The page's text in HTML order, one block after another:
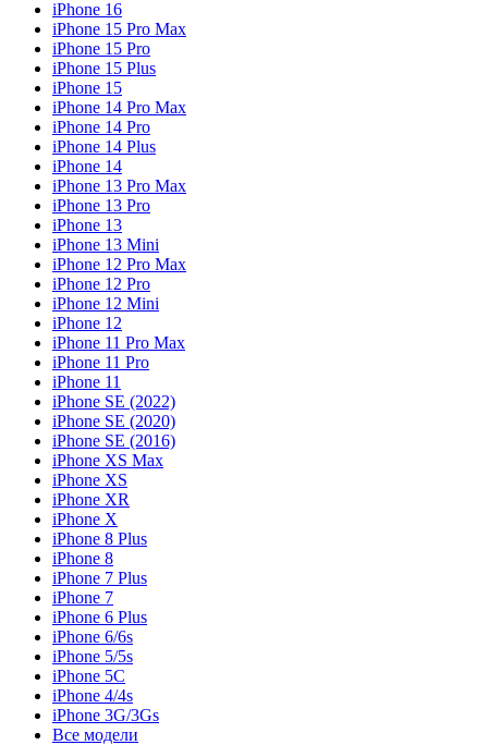
iPhone 16
iPhone 15 Pro Max
iPhone 15 Pro
iPhone 15 Plus
iPhone 15
iPhone 14 Pro Max
iPhone 14 Pro
iPhone 14 Plus
iPhone 14
iPhone 13 Pro Max
iPhone 13 Pro
iPhone 13
iPhone 13 Mini
iPhone 12 Pro Max
iPhone 12 Pro
iPhone 12 Mini
iPhone 12
iPhone 11 Pro Max
iPhone 11 Pro
iPhone 11
iPhone SE (2022)
iPhone SE (2020)
iPhone SE (2016)
iPhone XS Max
iPhone XS
iPhone XR
iPhone X
iPhone 8 Plus
iPhone 8
iPhone 7 Plus
iPhone 7
iPhone 6 Plus
iPhone 6/6s
iPhone 5/5s
iPhone 5C
iPhone 4/4s
iPhone 3G/3Gs
Все модели